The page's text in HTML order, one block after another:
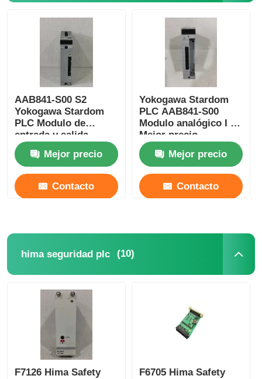
AAB841-S00 S2
Yokogawa Stardom
PLC Modulo de
entrada y salida
analógico Mejor
precio Mejor precio
Contacto
Yokogawa Stardom
PLC AAB841-S00
Modulo analógico I O
Mejor precio
Mejor precio
Contacto
hima seguridad plc (10)
F7126 Hima Safety
F6705 Hima Safety